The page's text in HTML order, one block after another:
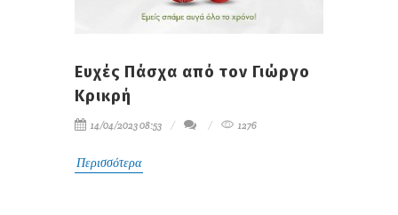
Ευχές Πάσχα από τον Γιώργο
Κρικρή
14/04/2023 08:53 1276
Περισσότερα